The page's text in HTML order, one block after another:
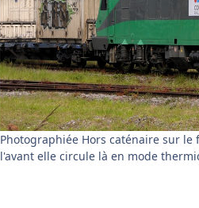
Photographiée Hors caténaire sur le
l'avant elle circule là en mode